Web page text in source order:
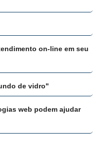
on-line em seu
de vidro"
web podem ajudar